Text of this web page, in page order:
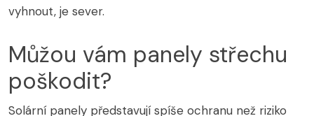
vyhnout, je sever.
Můžou vám panely střechu
poškodit?
Solární panely představují spíše ochranu než riziko